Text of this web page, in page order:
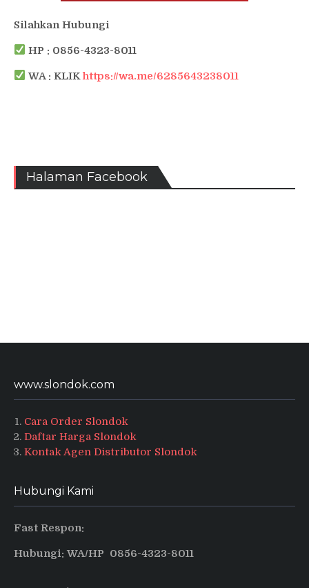
Silahkan Hubungi
HP : 0856-4323-8011
WA : KLIKhttps://wa.me/6285643238011
Halaman Facebook
www.slondok.com
Cara Order Slondok
Daftar Harga Slondok
Kontak Agen Distributor Slondok
Hubungi Kami
Fast Respon:
Hubungi: WA/HP 0856-4323-8011